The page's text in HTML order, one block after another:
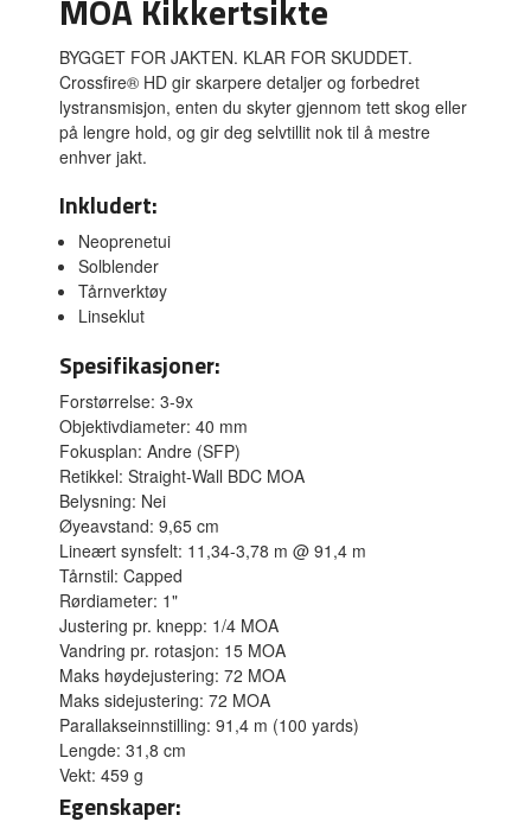
MOA Kikkertsikte
BYGGET FOR JAKTEN. KLAR FOR SKUDDET.
Crossfire® HD gir skarpere detaljer og forbedret
lystransmisjon, enten du skyter gjennom tett skog eller
på lengre hold, og gir deg selvtillit nok til å mestre
enhver jakt.
Inkludert:
Neoprenetui
Solblender
Tårnverktøy
Linseklut
Spesifikasjoner:
Forstørrelse: 3-9x
Objektivdiameter: 40 mm
Fokusplan: Andre (SFP)
Retikkel: Straight-Wall BDC MOA
Belysning: Nei
Øyeavstand: 9,65 cm
Lineært synsfelt: 11,34-3,78 m @ 91,4 m
Tårnstil: Capped
Rørdiameter: 1"
Justering pr. knepp: 1/4 MOA
Vandring pr. rotasjon: 15 MOA
Maks høydejustering: 72 MOA
Maks sidejustering: 72 MOA
Parallakseinnstilling: 91,4 m (100 yards)
Lengde: 31,8 cm
Vekt: 459 g
Egenskaper: